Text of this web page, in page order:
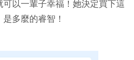
以一輩子幸福！她決定買下這
多麼的睿智！